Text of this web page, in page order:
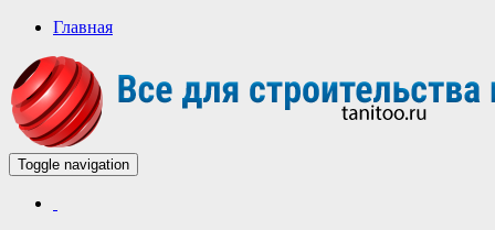
Главная
Строительный портал
Всё для строительства и ремонта
Toggle navigation